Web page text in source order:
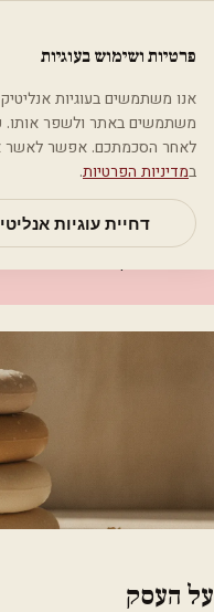
מאמריםקטגוריותחיפושאודות
בית קטגוריות אסתטיקה
אסתטיקה רפואית
ד"ר אינה
על העסק
פרטיות ושימוש בעוגיות
משתמשים באתר ולשפר אותו.
לאחר הסכמתכם. אפשר לאשר
במדיניות הפרטיות.
דחיית עוגיות